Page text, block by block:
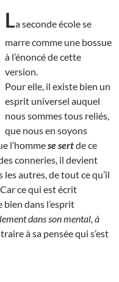
La seconde école se
marre comme une bossue
à l’énoncé de cette
version.
Pour elle, il existe bien un
esprit universel auquel
nous sommes tous reliés,
que nous en soyons
l’hommese sertde ce
conneries, il devient
autres, de tout ce qu’il
ce qui est écrit
dans l’esprit
dans son mental, à
à sa pensée qui s’est